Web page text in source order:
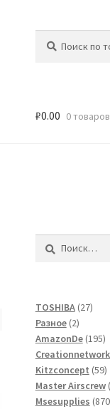
₽0.00 0 товаров
Найти:
TOSHIBA 2727
Разное 22
товара
AmazonDe 195195
Kitzconcept 5959
Master Airscrew
Msesupplies 870